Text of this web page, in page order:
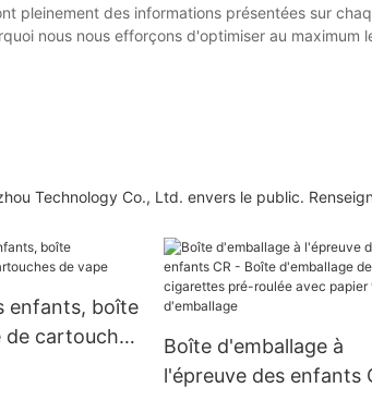
pleinement des informations présentées sur
nous nous efforçons d'optimiser au maximum
Technology Co., Ltd. envers le public.
enfants, boîte
de cartouches
Boîte d'emballage à
l'épreuve des enfants